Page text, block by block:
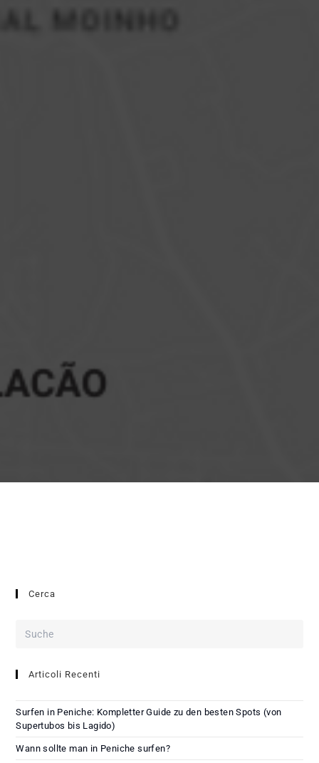
Cerca
Articoli Recenti
Surfen in Peniche: Kompletter Guide zu den besten Spots (von
Supertubos bis Lagido)
Wann sollte man in Peniche surfen?